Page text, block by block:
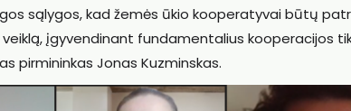
sąlygos, kad žemės ūkio kooperatyvai būtų
įgyvendinant fundamentalius kooperacijos
pirmininkas Jonas Kuzminskas.